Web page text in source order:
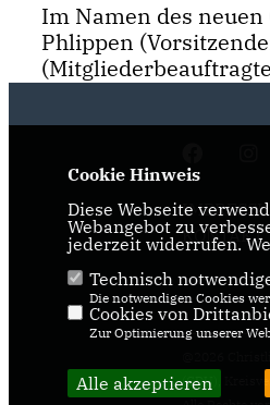
Im Namen des
Phlippen
KONTAKT
(CDU),
Cookie Hinweis
Diese Webseite
Webangebot zu
jederzeit widerrufen.
Technisch
Die notwendigen Cookies
Cookies von
Zur Optimierung unserer
Alle akzeptieren